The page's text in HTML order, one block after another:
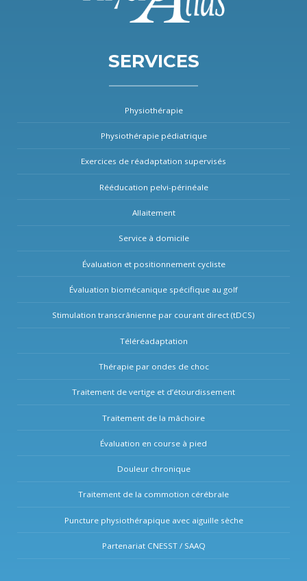
SERVICES
Physiothérapie
Physiothérapie pédiatrique
Exercices de réadaptation supervisés
Rééducation pelvi-périnéale
Allaitement
Service à domicile
Évaluation et positionnement cycliste
Évaluation biomécanique spécifique au golf
Stimulation transcrânienne par courant direct (tDCS)
Téléréadaptation
Thérapie par ondes de choc
Traitement de vertige et d’étourdissement
Traitement de la mâchoire
Évaluation en course à pied
Douleur chronique
Traitement de la commotion cérébrale
Puncture physiothérapique avec aiguille sèche
Partenariat CNESST / SAAQ